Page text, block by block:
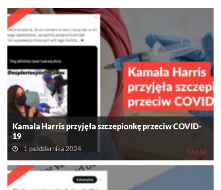
FAŁSZ
Kamala Harris przyjęła szczepionkę przeciw COVID-
19
1 października 2024